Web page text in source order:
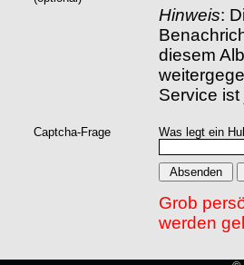
Hinweis:
diesem
Service
Captcha-Frage Was legt ein
Grob
werden